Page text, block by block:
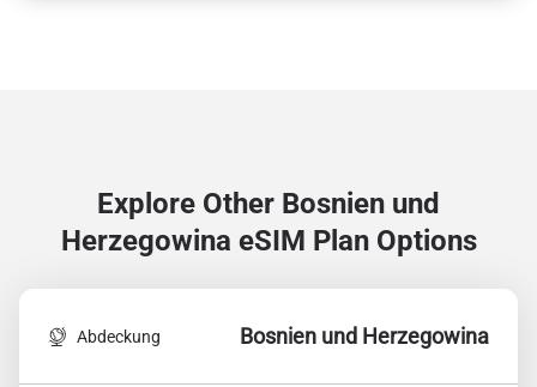
Explore Other Bosnien und
Herzegowina eSIM Plan Options
Abdeckung Bosnien und Herzegowina